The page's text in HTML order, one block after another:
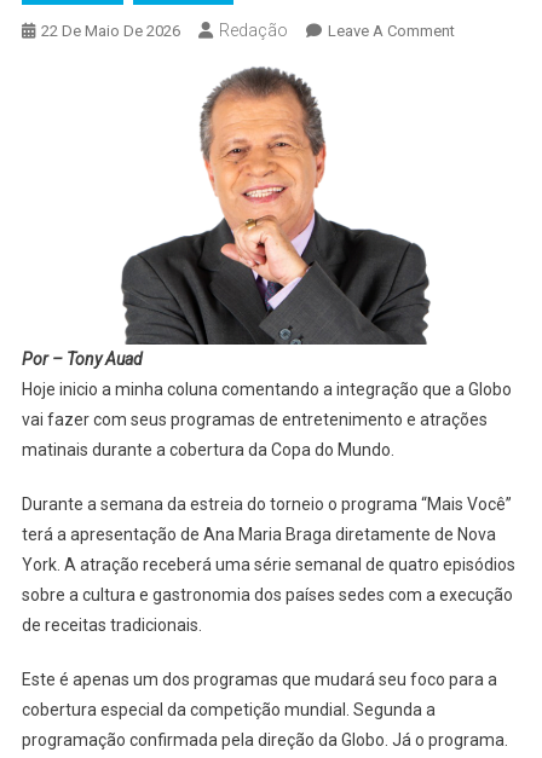
22 De Maio De 2026 Redação Leave A CommentOn
Por – Tony Auad
Hoje inicio a minha coluna comentando a integração que a Globo
vai fazer com seus programas de entretenimento e atrações
matinais durante a cobertura da Copa do Mundo.
Durante a semana da estreia do torneio o programa “Mais Você”
terá a apresentação de Ana Maria Braga diretamente de Nova
York. A atração receberá uma série semanal de quatro episódios
sobre a cultura e gastronomia dos países sedes com a execução
de receitas tradicionais.
Este é apenas um dos programas que mudará seu foco para a
cobertura especial da competição mundial. Segunda a
programação confirmada pela direção da Globo. Já o programa.